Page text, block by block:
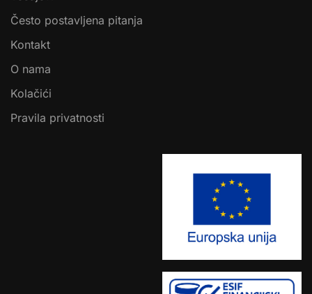
Često postavljena pitanja
Kontakt
O nama
Kolačići
Pravila privatnosti